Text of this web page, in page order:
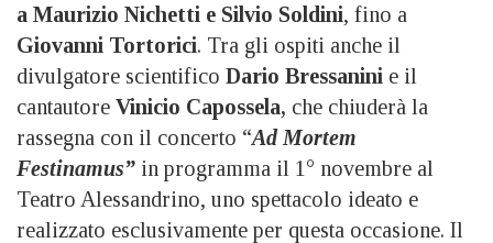
a Maurizio Nichetti e Silvio Soldini, fino a
Giovanni Tortorici. Tra gli ospiti anche il
divulgatore scientifico Dario Bressanini e il
cantautore Vinicio Capossela, che chiuderà la
rassegna con il concerto “Ad Mortem
Festinamus” in programma il 1° novembre al
Teatro Alessandrino, uno spettacolo ideato e
realizzato esclusivamente per questa occasione. Il